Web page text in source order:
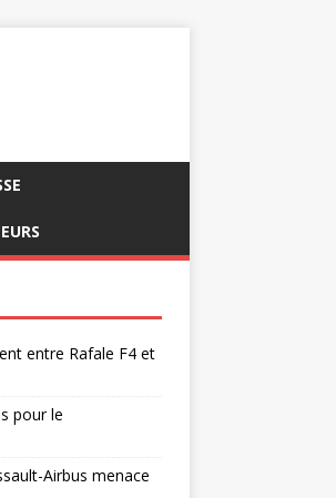
entre Rafale F4 et
pour le
Airbus menace